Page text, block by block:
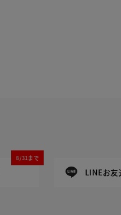
8/31まで
LINEお友